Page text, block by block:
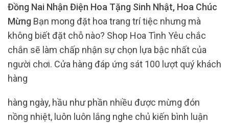
Đồng Nai Nhận Điện Hoa Tặng Sinh Nhật, Hoa Chúc
Mừng Bạn mong đặt hoa trang trí tiệc nhưng mà
không biết đặt chỗ nào? Shop Hoa Tình Yêu chắc
chắn sẽ làm chấp nhận sự chọn lựa bậc nhất của
người chơi. Cửa hàng đáp ứng sát 100 lượt quý khách
hàng
hàng ngày, hầu như phần nhiều được mừng đón
nồng nhiệt, luôn luôn lắng nghe chủ kiến ​​bình luận